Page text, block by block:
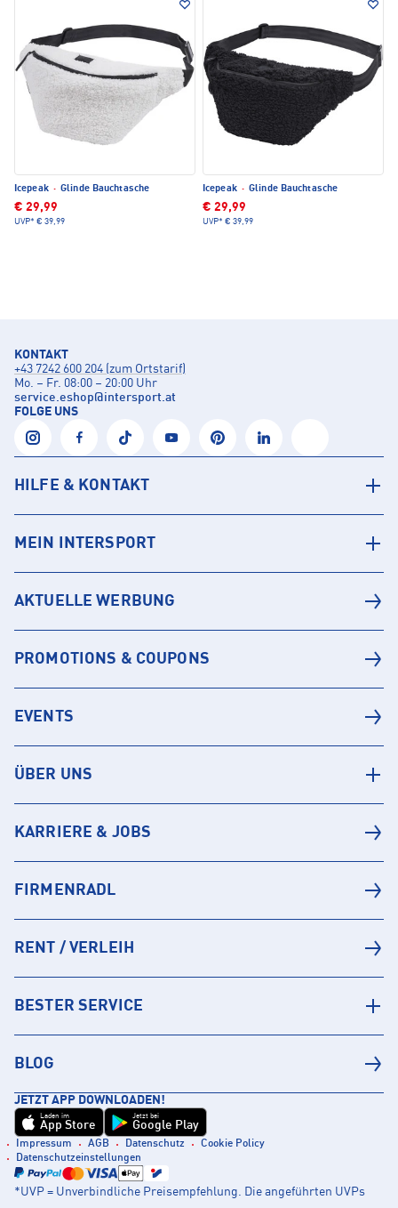
Icepeak · Glinde Bauchtasche
€ 29,99
UVP* € 39,99
Icepeak · Glinde Bauchtasche
€ 29,99
UVP* € 39,99
KONTAKT
+43 7242 600 204 (zum Ortstarif)
Mo. – Fr. 08:00 – 20:00 Uhr
service.eshop@intersport.at
FOLGE UNS
HILFE & KONTAKT
MEIN INTERSPORT
AKTUELLE WERBUNG
PROMOTIONS & COUPONS
EVENTS
ÜBER UNS
KARRIERE & JOBS
FIRMENRADL
RENT / VERLEIH
BESTER SERVICE
BLOG
JETZT APP DOWNLOADEN!
Laden im
App Store
Jetzt bei
Google Play
Impressum AGB Datenschutz
Cookie Policy
Datenschutzeinstellungen
*UVP = Unverbindliche Preisempfehlung. Die angeführten UVPs